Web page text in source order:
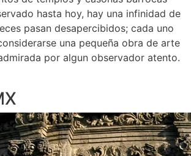
hasta hoy, hay una infinidad de
pasan desapercibidos; cada uno
una pequeña obra de arte
por algun observador atento.